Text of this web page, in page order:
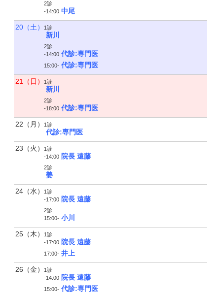
2診
-14:00 中尾
20（土） 1診
新川
2診
-14:00 代診:専門医
15:00- 代診:専門医
21（日） 1診
新川
2診
-18:00 代診:専門医
22（月） 1診
代診:専門医
23（火）
1診
-14:00 院長 遠藤
2診
姜
24（水）
1診
-17:00 院長 遠藤
2診
15:00- 小川
25（木）
1診
-17:00 院長 遠藤
17:00- 井上
26（金）
1診
-14:00 院長 遠藤
15:00- 代診:専門医